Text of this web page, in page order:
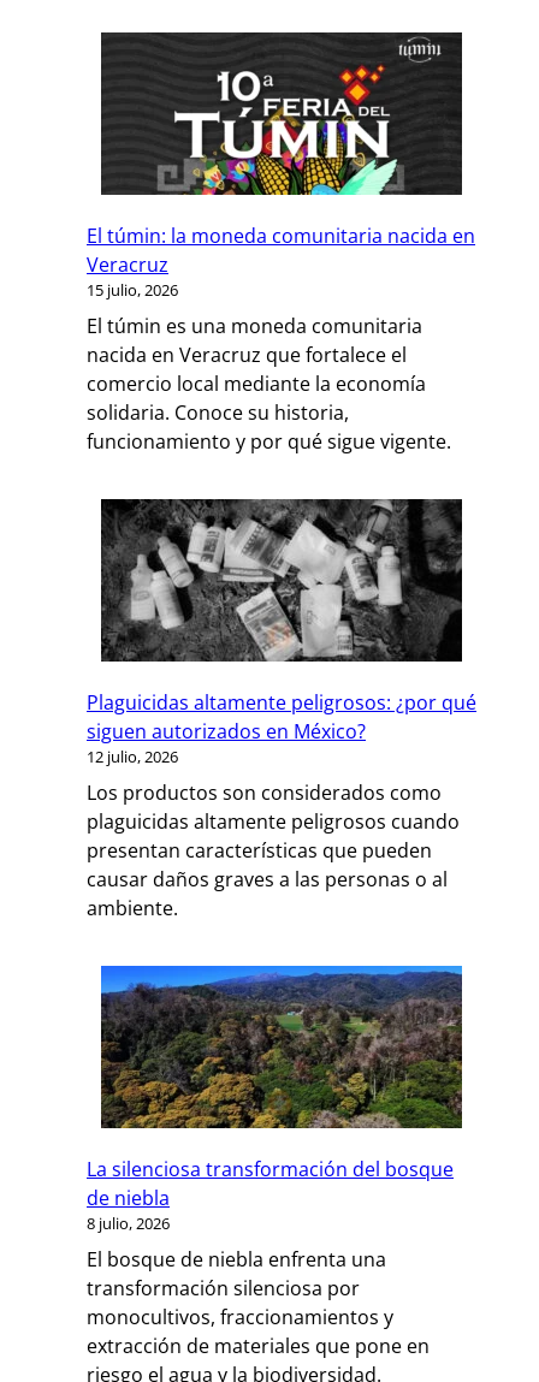
El túmin: la moneda comunitaria nacida en
Veracruz
15 julio, 2026
El túmin es una moneda comunitaria
nacida en Veracruz que fortalece el
comercio local mediante la economía
solidaria. Conoce su historia,
funcionamiento y por qué sigue vigente.
Plaguicidas altamente peligrosos: ¿por qué
siguen autorizados en México?
12 julio, 2026
Los productos son considerados como
plaguicidas altamente peligrosos cuando
presentan características que pueden
causar daños graves a las personas o al
ambiente.
La silenciosa transformación del bosque
de niebla
8 julio, 2026
El bosque de niebla enfrenta una
transformación silenciosa por
monocultivos, fraccionamientos y
extracción de materiales que pone en
riesgo el agua y la biodiversidad.